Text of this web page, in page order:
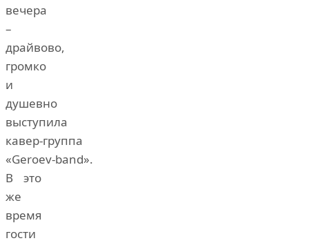
вечера
–
драйвово,
громко
и
душевно
выступила
кавер‑группа
«Geroev‑band».
В это
же
время
гости